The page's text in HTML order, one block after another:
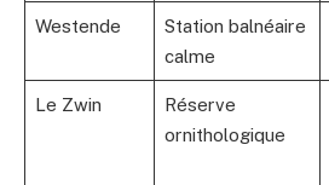
Westende
Station balnéaire
calme
Le Zwin
Réserve
ornithologique